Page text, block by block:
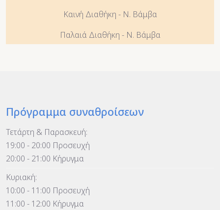
Καινή Διαθήκη - Ν. Βάμβα
Παλαιά Διαθήκη - Ν. Βάμβα
Πρόγραμμα συναθροίσεων
Τετάρτη & Παρασκευή:
19:00 - 20:00 Προσευχή
20:00 - 21:00 Κήρυγμα
Κυριακή:
10:00 - 11:00 Προσευχή
11:00 - 12:00 Κήρυγμα